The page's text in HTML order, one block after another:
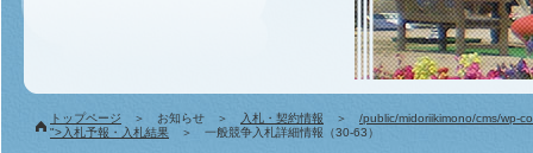
トップページ ＞ お知らせ ＞ 入札・契約情報 ＞ /public/midoriikimono/cms/wp-
">入札予報・入札結果 ＞ 一般競争入札詳細情報（30-63）